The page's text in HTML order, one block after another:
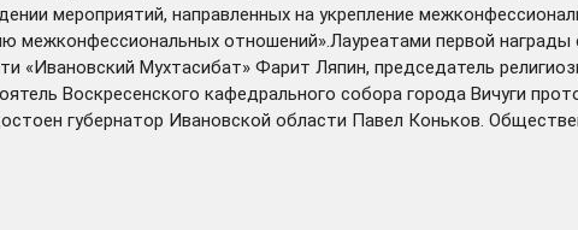
мероприятий, направленных на укрепление
отношений».Лауреатами первой награды
«Ивановский Мухтасибат» Фарит Ляпин, председатель
Воскресенского кафедрального собора города Вичуги
губернатор Ивановской области Павел Коньков.